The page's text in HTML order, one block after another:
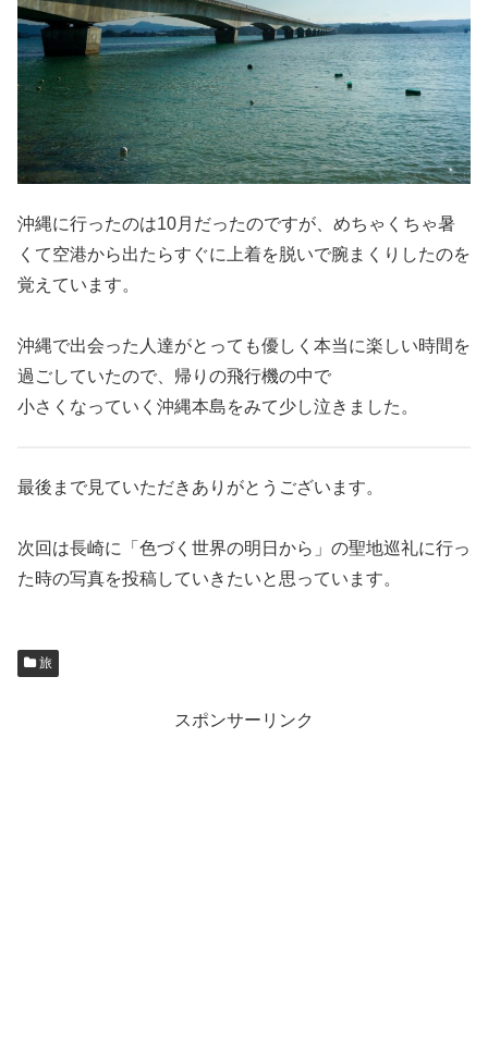
沖縄に行ったのは10月だったのですが、めちゃくちゃ暑
くて空港から出たらすぐに上着を脱いで腕まくりしたのを
覚えています。
沖縄で出会った人達がとっても優しく本当に楽しい時間を
過ごしていたので、帰りの飛行機の中で
小さくなっていく沖縄本島をみて少し泣きました。
最後まで見ていただきありがとうございます。
次回は長崎に「色づく世界の明日から」の聖地巡礼に行っ
た時の写真を投稿していきたいと思っています。
旅
スポンサーリンク